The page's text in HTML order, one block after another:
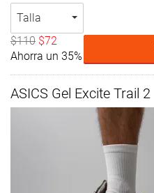
Talla
$110 $72
Ahorra un 35%
ASICS Gel Excite Trail 2